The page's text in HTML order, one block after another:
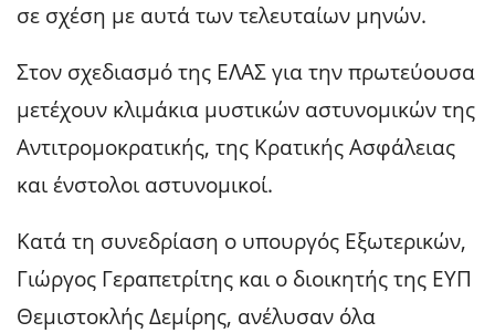
σε σχέση με αυτά των τελευταίων μηνών.
Στον σχεδιασμό της ΕΛΑΣ για την πρωτεύουσα
μετέχουν κλιμάκια μυστικών αστυνομικών της
Αντιτρομοκρατικής, της Κρατικής Ασφάλειας
και ένστολοι αστυνομικοί.
Κατά τη συνεδρίαση ο υπουργός Εξωτερικών,
Γιώργος Γεραπετρίτης και ο διοικητής της ΕΥΠ
Θεμιστοκλής Δεμίρης, ανέλυσαν όλα